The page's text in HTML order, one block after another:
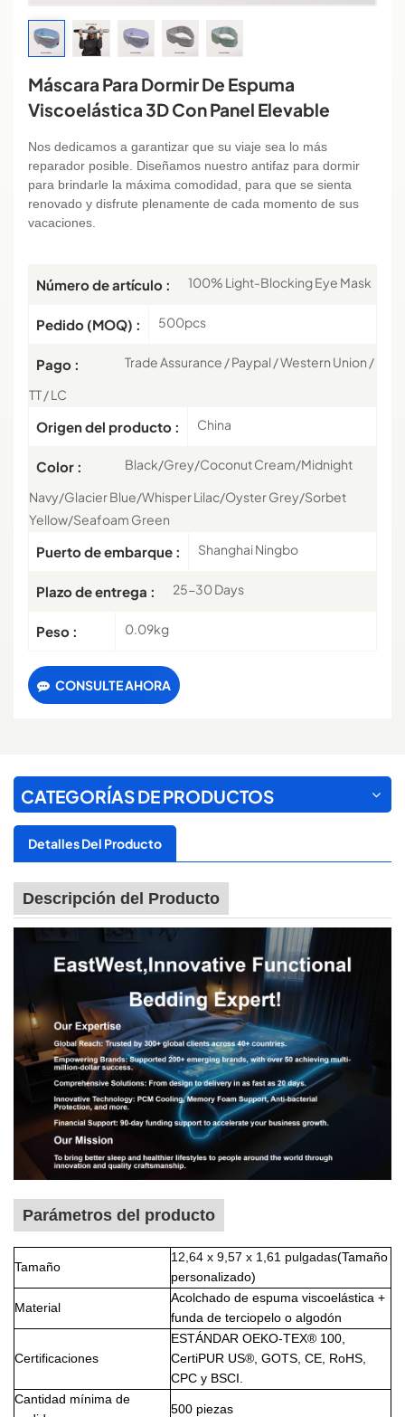
Máscara Para Dormir De Espuma
Viscoelástica 3D Con Panel Elevable
Nos dedicamos a garantizar que su viaje sea lo más
reparador posible. Diseñamos nuestro antifaz para dormir
para brindarle la máxima comodidad, para que se sienta
renovado y disfrute plenamente de cada momento de sus
vacaciones.
Número de artículo : 100% Light-Blocking Eye Mask
Pedido (MOQ) : 500pcs
Pago :
Trade Assurance / Paypal / Western Union /
TT / LC
Origen del producto : China
Color :
Black/Grey/Coconut Cream/Midnight
Navy/Glacier Blue/Whisper Lilac/Oyster Grey/Sorbet
Yellow/Seafoam Green
Puerto de embarque : Shanghai Ningbo
Plazo de entrega : 25-30 Days
Peso : 0.09kg
CONSULTE AHORA
CATEGORÍAS DE PRODUCTOS
Detalles Del Producto
Descripción del Producto
Parámetros del producto
Tamaño
12,64 x 9,57 x 1,61 pulgadas(Tamaño
personalizado)
Material
Acolchado de espuma viscoelástica +
funda de terciopelo o algodón
Certificaciones
ESTÁNDAR OEKO-TEX® 100,
CertiPUR US®, GOTS, CE, RoHS,
CPC y BSCI.
Cantidad mínima de
500 piezas